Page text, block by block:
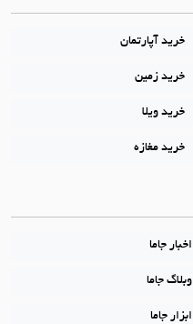
خرید آپارتمان
خرید زمین
خرید ویلا
خرید مغازه
اخبار جاما
وبلاگ جاما
ابزار جاما